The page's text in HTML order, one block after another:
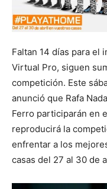
Faltan 14 días para el
Virtual Pro, siguen
competición. Este
anunció que Rafa
Ferro participarán en
reproducirá la
enfrentar a los
casas del 27 al 30 de